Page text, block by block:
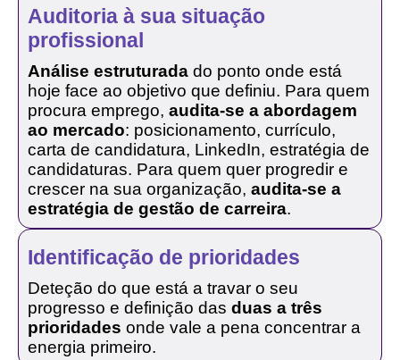
Auditoria à sua situação
profissional
Análise estruturada do ponto onde está
hoje face ao objetivo que definiu. Para quem
procura emprego, audita-se a abordagem
ao mercado: posicionamento, currículo,
carta de candidatura, LinkedIn, estratégia de
candidaturas. Para quem quer progredir e
crescer na sua organização, audita-se a
estratégia de gestão de carreira.
Identificação de prioridades
Deteção do que está a travar o seu
progresso e definição das duas a três
prioridades onde vale a pena concentrar a
energia primeiro.